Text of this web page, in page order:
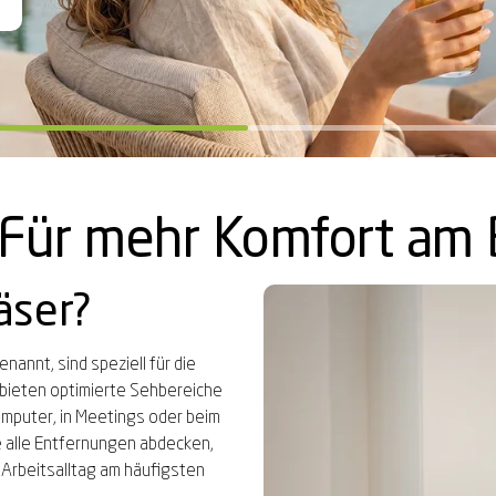
mehr Komfort am
sind speziell für die
optimierte Sehbereiche
in Meetings oder beim
Entfernungen abdecken,
am häufigsten